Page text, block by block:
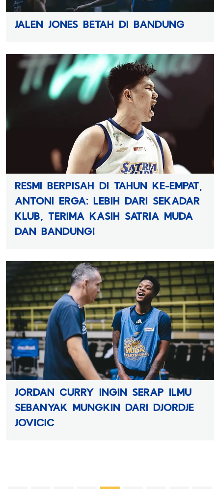
JALEN JONES BETAH DI BANDUNG
RESMI BERPISAH DI TAHUN KE-EMPAT,
ANTONI ERGA: LEBIH DARI SEKADAR
KLUB, TERIMA KASIH SATRIA MUDA
DAN BANDUNG!
JORDAN CURRY INGIN SERAP ILMU
SEBANYAK MUNGKIN DARI DJORDJE
JOVICIC